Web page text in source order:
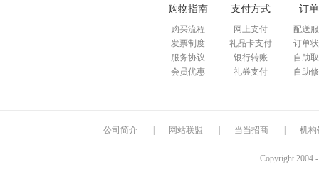
购物指南
购买流程
发票制度
服务协议
会员优惠
支付方式
网上支付
礼品卡支付
银行转账
礼券支付
订
配送
订单
自助
自助
公司简介 网站联盟 当当招商 机构
Copyright 2004